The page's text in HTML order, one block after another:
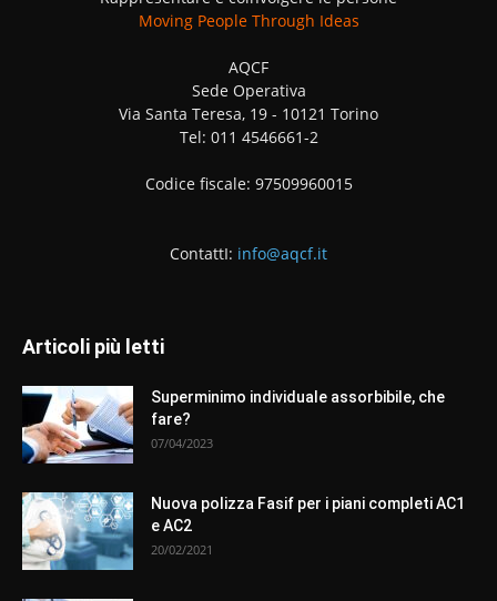
Moving People Through Ideas
AQCF
Sede Operativa
Via Santa Teresa, 19 - 10121 Torino
Tel: 011 4546661-2
Codice fiscale: 97509960015
ContattI: info@aqcf.it
Articoli più letti
Superminimo individuale assorbibile, che
fare?
07/04/2023
Nuova polizza Fasif per i piani completi AC1
e AC2
20/02/2021